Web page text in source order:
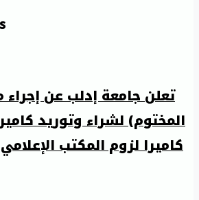
تعلن جامعة إدلب عن
المختوم) لشراء وتوريد
كاميرا لزوم المكتب